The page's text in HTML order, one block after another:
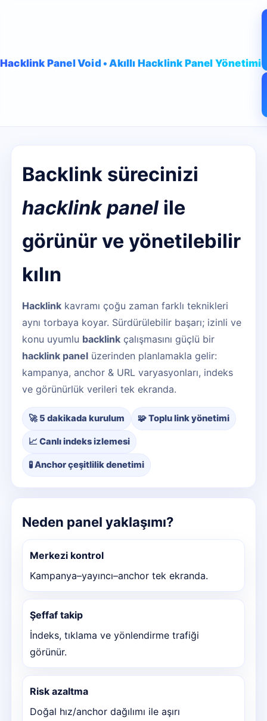
Hacklink Panel Void • Akıllı Hacklink Panel Yönetimi
Backlink sürecinizi
hacklink panelile
görünür ve yönetilebilir
kılın
Hacklink kavramı çoğu zaman farklı teknikleri
aynı torbaya koyar. Sürdürülebilir başarı; izinli ve
konu uyumlu backlink çalışmasını güçlü bir
hacklink panel üzerinden planlamakla gelir:
kampanya, anchor & URL varyasyonları, indeks
ve görünürlük verileri tek ekranda.
🚀 5 dakikada kurulum 🧩 Toplu link yönetimi
📈 Canlı indeks izlemesi
🧪 Anchor çeşitlilik denetimi
Neden panel yaklaşımı?
Merkezi kontrol
Kampanya–yayıncı–anchor tek ekranda.
Şeffaf takip
İndeks, tıklama ve yönlendirme trafiği
görünür.
Risk azaltma
Doğal hız/anchor dağılımı ile aşırı